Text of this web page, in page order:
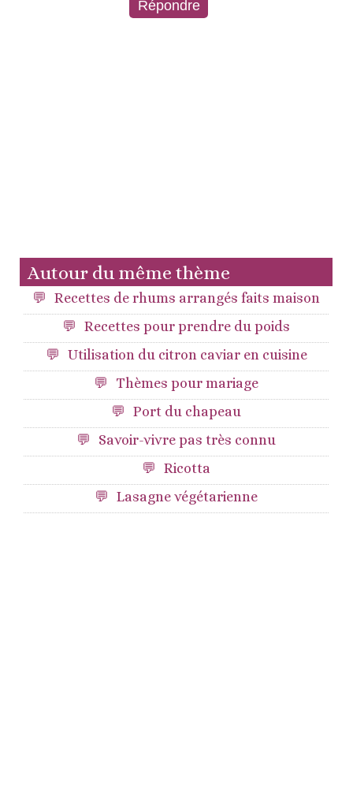
Autour du même thème
Recettes de rhums arrangés faits maison
Recettes pour prendre du poids
Utilisation du citron caviar en cuisine
Thèmes pour mariage
Port du chapeau
Savoir-vivre pas très connu
Ricotta
Lasagne végétarienne